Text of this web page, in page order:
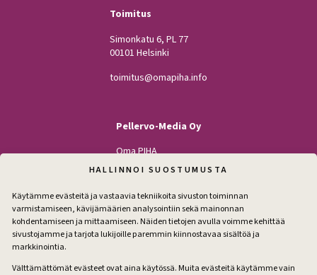
HALLINNOI SUOSTUMUSTA
Käytämme evästeitä ja vastaavia tekniikoita sivuston toiminnan
varmistamiseen, kävijämäärien analysointiin sekä mainonnan
kohdentamiseen ja mittaamiseen. Näiden tietojen avulla voimme kehittää
sivustojamme ja tarjota lukijoille paremmin kiinnostavaa sisältöä ja
markkinointia.
Välttämättömät evästeet ovat aina käytössä. Muita evästeitä käytämme vain
Toimitus
Simonkatu 6, PL 77
00101 Helsinki
toimitus@omapiha.info
Pellervo-Media Oy
Oma PIHA
Kodin Pellervo
Maatilan Pellervo
Facebook
Instagram